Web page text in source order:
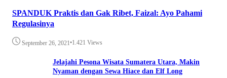
SPANDUK Praktis dan Gak Ribet, Faizal: Ayo Pahami
Regulasinya
September 26, 2021•1.421 Views
Jelajahi Pesona Wisata Sumatera Utara, Makin
Nyaman dengan Sewa Hiace dan Elf Long